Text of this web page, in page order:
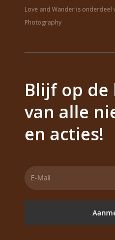
Love and Wander is onderdeel
Photography
Blijf op de
van alle
en acties!